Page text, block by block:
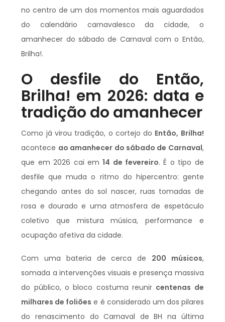
no centro de um dos momentos mais aguardados
do calendário carnavalesco da cidade, o
amanhecer do sábado de Carnaval com o Então,
Brilha!.
O desfile do Então,
Brilha! em 2026: data e
tradição do amanhecer
Como já virou tradição, o cortejo do Então, Brilha!
acontece ao amanhecer do sábado de Carnaval,
que em 2026 cai em14 de fevereiro. É o tipo de
desfile que muda o ritmo do hipercentro: gente
chegando antes do sol nascer, ruas tomadas de
rosa e dourado e uma atmosfera de espetáculo
coletivo que mistura música, performance e
ocupação afetiva da cidade.
Com uma bateria de cerca de 200 músicos,
somada a intervenções visuais e presença massiva
do público, o bloco costuma reunir centenas de
milhares de foliões e é considerado um dos pilares
do renascimento do Carnaval de BH na última